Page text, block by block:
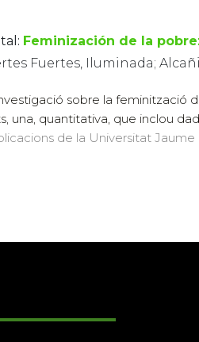
Feminización de la
Fuertes, Iluminada;
sobre la feminització
una, quantitativa, que inclou
de la Universitat Jaume